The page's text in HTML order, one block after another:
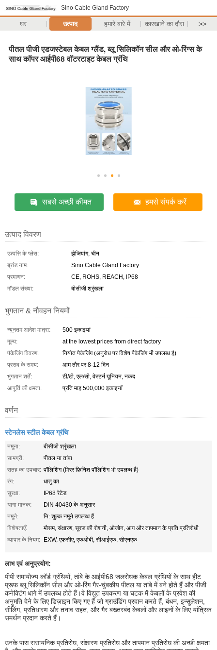
Sino Cable Gland Factory
घर उत्पाद हमारे बारे में कारखाने का दौरा >>
पीतल पीजी एडजस्टेबल केबल ग्लैंड, ब्लू सिलिकॉन सील और ओ-रिंग्स के
साथ कॉपर आईपी68 वॉटरटाइट केबल ग्रंथि
सबसे अच्छी कीमत हमसे संपर्क करें
उत्पाद विवरण
उत्पत्ति के प्लेस:
झेजियांग, चीन
ब्रांड नाम:
Sino Cable Gland Factory
प्रमाणन:
CE, ROHS, REACH, IP68
मॉडल संख्या:
बीसीजी श्रृंखला
भुगतान & नौवहन नियमों
न्यूनतम आदेश मात्रा:
500 इकाइयां
मूल्य:
at the lowest prices from direct factory
पैकेजिंग विवरण:
निर्यात पैकेजिंग (अनुरोध पर विशेष पैकेजिंग भी उपलब्ध है)
प्रसव के समय:
आम तौर पर 8-12 दिन
भुगतान शर्तें:
टी/टी, एल/सी, वेस्टर्न यूनियन, नकद
आपूर्ति की क्षमता:
प्रति माह 500,000 इकाइयाँ
वर्णन
स्टेनलेस स्टील केबल ग्रंथि
नमूना:
बीसीजी श्रृंखला
सामग्री:
पीतल या तांबा
सतह का उपचार: पॉलिशिंग (मिरर फ़िनिश पॉलिशिंग भी उपलब्ध है)
रंग:
धातु का
सुरक्षा:
IP68 रेटेड
धागा मानक:
DIN 40430 के अनुसार
नमूने:
नि: शुल्क नमूने उपलब्ध हैं
विशेषताएँ:
मौसम, संक्षारण, सूरज की रोशनी, ओजोन, आग और तापमान के प्रति प्रतिरोधी
व्यापार के नियम: EXW, एफसीए, एफओबी, सीआईएफ, सीएनएफ
लाभ एवं अनुप्रयोग:
पीपी समायोज्य कॉर्ड ग्रंथियों, तांबे के आईपी68 जलरोधक केबल ग्रंथियों के साथ हीट
प्रूफ ब्लू सिलिकॉन सील और ओ-रिंग गैर-चुंबकीय पीतल या तांबे में बने होते हैं और पीजी
कनेक्टिंग धागे में उपलब्ध होते हैं।वे विद्युत उपकरण या घटक में केबलों के प्रवेश की
अनुमति देने के लिए डिज़ाइन किए गए हैं जो ग्राउंडिंग प्रदान करते हैं, बंधन, इन्सुलेशन,
सीलिंग, प्रतिधारण और तनाव राहत, और गैर बख्तरबंद केबलों और लाइनों के लिए यांत्रिक
समर्थन प्रदान करते हैं।
उनके पास रासायनिक प्रतिरोध, संक्षारण प्रतिरोध और तापमान प्रतिरोध की अच्छी क्षमता